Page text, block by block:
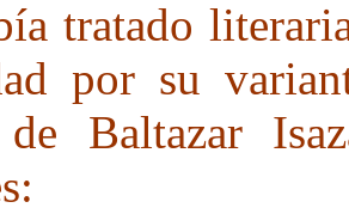
tratado
por su
de Baltazar